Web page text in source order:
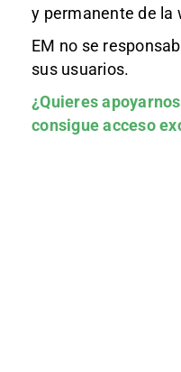
y permanente de la
EM no se
sus usuarios.
¿Quieres
consigue acceso